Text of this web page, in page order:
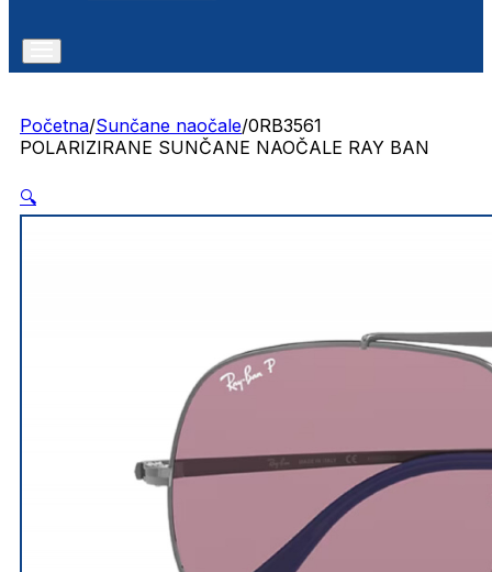
Početna/Sunčane naočale/0RB3561
POLARIZIRANE SUNČANE NAOČALE RAY BAN
🔍